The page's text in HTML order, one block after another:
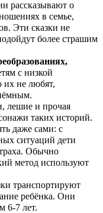
рассказывают о
в семье,
Эти сказки не
более страшим
с низкой
их не любят,
лешие и прочая
таких историй.
даже сами: с
ситуаций дети
Обычно
метод используют
транспортируют
ребёнка. Они
6-7 лет.